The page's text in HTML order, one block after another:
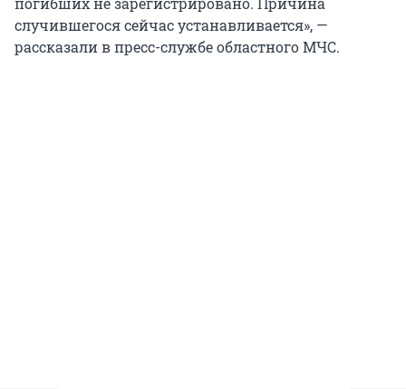
случившегося сейчас устанавливается», —
рассказали в пресс-службе областного МЧС.